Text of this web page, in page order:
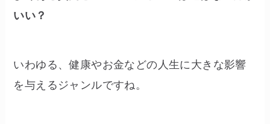
いい？
いわゆる、健康やお金などの人生に大きな影響
を与えるジャンルですね。